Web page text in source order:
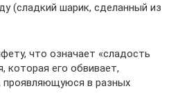
(сладкий шарик, сделанный из
что означает «сладость
которая его обвивает,
проявляющуюся в разных